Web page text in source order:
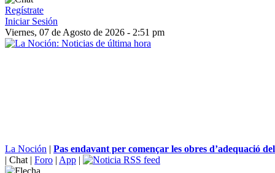
Regístrate
Iniciar Sesión
Viernes, 07 de Agosto de 2026 - 2:51 pm
La Noción | Pas endavant per començar les obres d’adequació
| Chat | Foro | App |